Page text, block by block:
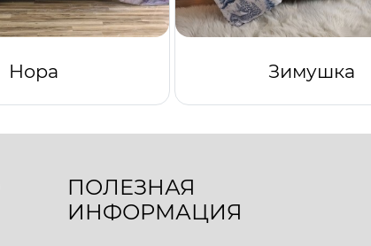
Нора Зимушка
ПОЛЕЗНАЯ
ИНФОРМАЦИЯ